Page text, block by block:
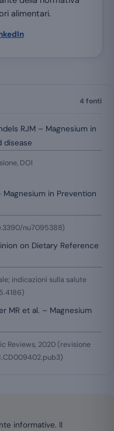
alimentari.
4 fonti
RJM – Magnesium in
disease
DOI
Magnesium in Prevention
nu7095388)
on Dietary Reference
indicazioni sulla salute
MR et al. – Magnesium
Reviews, 2020 (revisione
informative. Il